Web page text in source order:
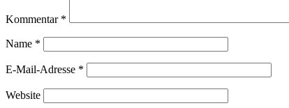
Kommentar *
Name *
E-Mail-Adresse *
Website